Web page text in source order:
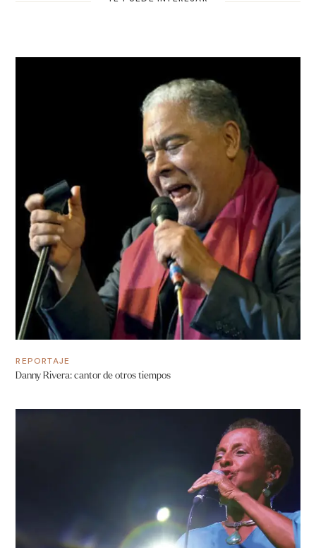
REPORTAJE
Danny Rivera: cantor de otros tiempos